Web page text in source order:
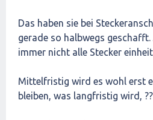
Das haben sie bei
gerade so halbwegs
immer nicht alle Stecker
Mittelfristig wird es wohl erst
bleiben, was langfristig wird,